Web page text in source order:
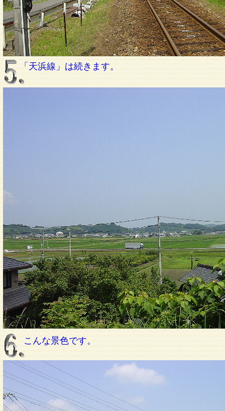
こんな景色です。
「天浜線」は続きます。